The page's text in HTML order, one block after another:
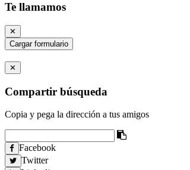
Te llamamos
✕
Cargar formulario
✕
Compartir búsqueda
Copia y pega la dirección a tus amigos
Facebook
Twitter